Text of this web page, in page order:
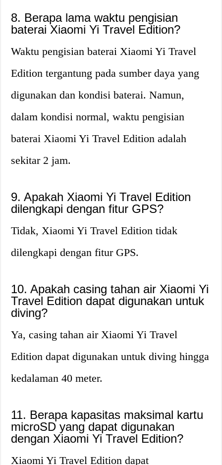
8. Berapa lama waktu pengisian
baterai Xiaomi Yi Travel Edition?
Waktu pengisian baterai Xiaomi Yi Travel
Edition tergantung pada sumber daya yang
digunakan dan kondisi baterai. Namun,
dalam kondisi normal, waktu pengisian
baterai Xiaomi Yi Travel Edition adalah
sekitar 2 jam.
9. Apakah Xiaomi Yi Travel Edition
dilengkapi dengan fitur GPS?
Tidak, Xiaomi Yi Travel Edition tidak
dilengkapi dengan fitur GPS.
10. Apakah casing tahan air Xiaomi Yi
Travel Edition dapat digunakan untuk
diving?
Ya, casing tahan air Xiaomi Yi Travel
Edition dapat digunakan untuk diving hingga
kedalaman 40 meter.
11. Berapa kapasitas maksimal kartu
microSD yang dapat digunakan
dengan Xiaomi Yi Travel Edition?
Xiaomi Yi Travel Edition dapat